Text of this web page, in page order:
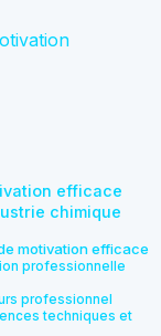
efficace
chimique
motivation efficace
professionnelle
professionnel
techniques et